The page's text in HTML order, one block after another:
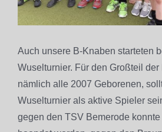
Auch unsere B-Knaben starteten
Wuselturnier. Für den Großteil der
nämlich alle 2007 Geborenen,
Wuselturnier als aktive Spieler
gegen den TSV Bemerode